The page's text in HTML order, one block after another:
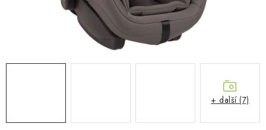
PRO PSY
OSTATNÍ NOSIČE
+ další (7)